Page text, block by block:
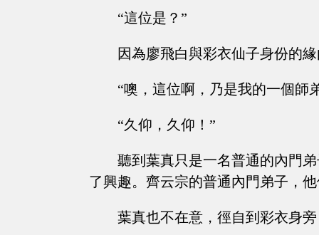
“這位是？”
因為廖飛白與彩衣仙子身份的
“噢，這位啊，乃是我的一個師
“久仰，久仰！”
聽到葉真只是一名普通的內門
了興趣。齊云宗的普通內門弟子，
葉真也不在意，徑自到彩衣身